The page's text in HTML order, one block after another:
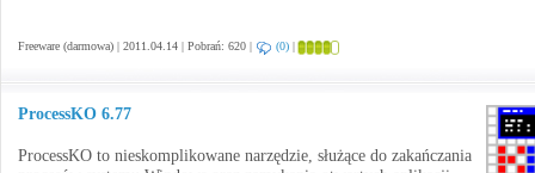
Freeware (darmowa) | 2011.04.14 | Pobrań: 620 | (0) |
ProcessKO 6.77
ProcessKO to nieskomplikowane narzędzie, służące do zakańczania